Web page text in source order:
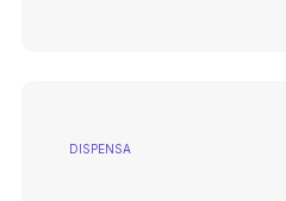
DISPENSA